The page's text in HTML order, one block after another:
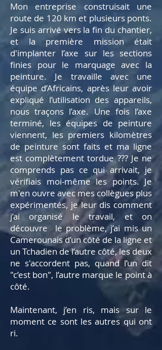
Mon entreprise construisait une
route de 120 km et plusieurs ponts.
Je suis arrivé vers la fin du chantier,
et la première mission était
d'implanter l’axe sur les sections
finies pour le marquage avec la
peinture. Je travaille avec une
équipe d’Africains, après leur avoir
expliqué l’utilisation des appareils,
nous traçons l’axe. Une fois l’axe
terminé, les équipes de peinture
viennent, les premiers kilomètres
de peinture sont faits et ma ligne
est complètement tordue ??? Je ne
comprends pas ce qui arrivait, je
vérifiais moi-même les points. Je
m'en ouvre avec mes collègues plus
expérimentés, je leur dis comment
j’ai organisé le travail, et on
découvre le problème, j’ai mis un
Camerounais d’un côté de la ligne et
un Tchadien de l’autre côté, les deux
ne s'accordent pas, quand l’un dit
"c’est bon", l’autre marque le point à
côté.
Maintenant, j’en ris, mais sur le
moment ce sont les autres qui ont
ri.